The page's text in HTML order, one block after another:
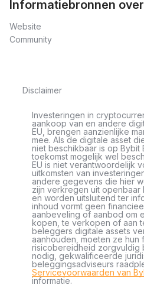
Informatiebronnen over
Website
Community
Disclaimer
Investeringen in
aankoop van en andere
EU, brengen aanzienlijke
mee. Als de digitale asset
niet beschikbaar is op Bybit
toekomst mogelijk wel
EU is niet verantwoordelijk
uitkomsten van
andere gegevens die hier
zijn verkregen uit
en worden uitsluitend ter
inhoud vormt geen
aanbeveling of aanbod om
kopen, te verkopen of aan
beleggers digitale assets
aanhouden, moeten ze hun
risicobereidheid zorgvuldig
nodig, gekwalificeerde
beleggingsadviseurs
Servicevoorwaarden van
informatie.